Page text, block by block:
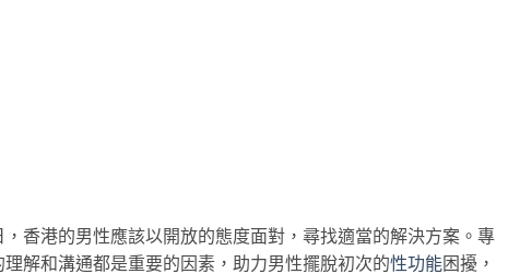
香港的男性應該以開放的態度面對，尋找適當的解決方案。專
解和溝通都是重要的因素，助力男性擺脫初次的性功能困擾，